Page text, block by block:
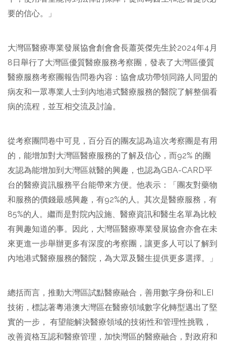
要的信心。」
大灣區醫療專業發展協會創會會長蕭英傑先生於2024年4月
8日舉行了大灣區優質醫療服務考察團，發表了大灣區優質
醫療服務考察團報告問卷內容：協會成功帶領同路人同盟的
病友和一眾專業人士到內地港式醫療服務的醫院了解整個看
病的流程，並互相交流及討論。
從考察團問卷中可見，百分百的團友認為這次考察團是有用
的，能增加對大灣區醫療服務的了解及信心，而92% 的團
友認為能增加到大灣區就醫的興趣，也認為GBA-CARD平
台的醫療資訊服務平台能帶來方便。他表示：「團友對藥物
和服務的價錢最感興趣，有92%的人。其次是醫療服務，有
85%的人。繼而是對院內設施、醫療資訊和醫生名單為比較
有興趣知道的事。因此，大灣區醫療專業發展協會亦會在未
來更進一步舉辦更多有深度的考察團，讓更多人可以了解到
內地港式醫療服務的醫院，為大眾及醫生提供更多選擇。」
總括而言，推動大灣區試點醫療融合，善用數字身份和LEI
技術，標誌著粵港澳大灣區在醫療領域數字化轉型邁出了堅
實的一步， 有望能解決醫療領域的技術性和管理性挑戰，
改善資格互認和醫療管理，加快灣區的醫療融合，對政府和